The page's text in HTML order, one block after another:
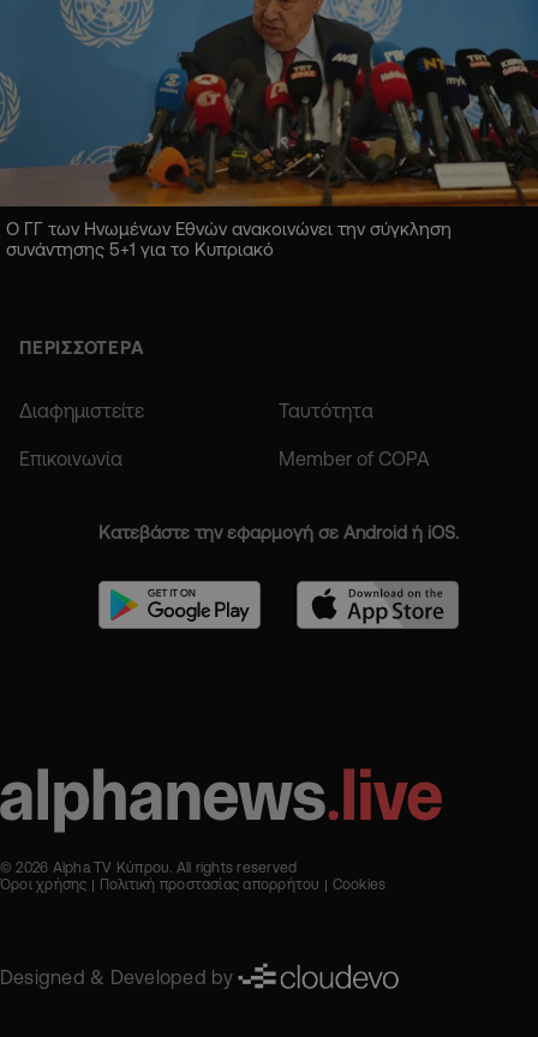
Ο ΓΓ των Ηνωμένων Εθνών ανακοινώνει την σύγκληση
συνάντησης 5+1 για το Κυπριακό
ΠΕΡΙΣΣΟΤΕΡΑ
Διαφημιστείτε Ταυτότητα
Επικοινωνία Member of COPA
Κατεβάστε την εφαρμογή σε Android ή iOS.
© 2026 Alpha TV Κύπρου. All rights reserved
Όροι χρήσης
Πολιτική προστασίας απορρήτου Cookies
Designed & Developed by